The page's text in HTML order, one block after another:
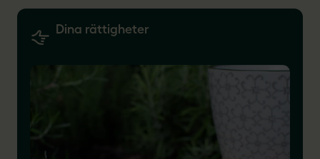
Dina rättigheter